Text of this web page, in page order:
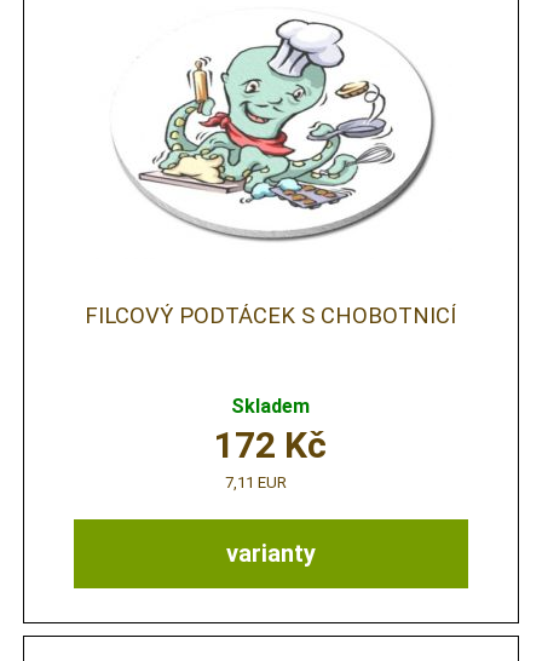
FILCOVÝ PODTÁCEK S CHOBOTNICÍ
Skladem
varianty
172 Kč
7,11 EUR